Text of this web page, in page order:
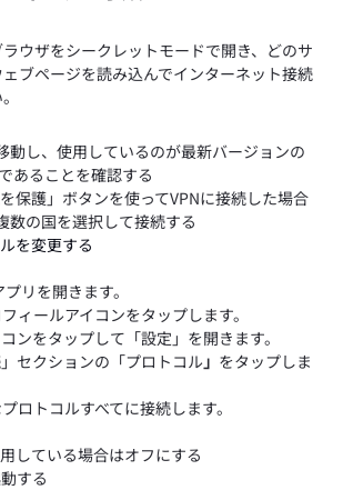
ラウザをシークレットモードで開き、どのサ
ブページを読み込んでインターネット接続
動し、使用しているのが最新バージョンの
あることを確認する
を保護」ボタンを使ってVPNに接続した場合
数の国を選択して接続する
を変更する
リを開きます。
ィールアイコンをタップします。
ンをタップして「設定」 を開きます。
」セクションの「プロトコル」 をタップしま
ロトコルすべてに接続します。
している場合はオフにする
する